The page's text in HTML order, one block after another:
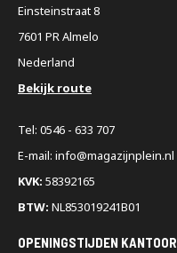
Einsteinstraat 8
7601 PR Almelo
Nederland
Bekijk route
Tel: 0546 - 633 707
E-mail: info@magazijnplein.nl
KVK: 58392165
BTW: NL853019241B01
OPENINGSTIJDEN KANTOOR